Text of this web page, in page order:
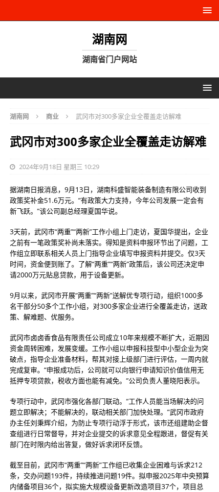
湖南网
湖南省门户网站
湖南网 商业 武冈市对300多家企业全覆盖走访解难
武冈市对300多家企业全覆盖走访解难
2024年9月18日 星期三 10:29
据湖南日报消息，9月13日，湖南科盛智能装备制造有限公司收到
政策奖补金51.6万元。“有政策大力支持，今年公司发展一定会有
新飞跃。”该公司副总经理夏国华说。
3天前，武冈市“两重”“两新”工作小组上门走访，夏国华提出，企业
之前有一笔政策奖补尚未落实。得知是资料申报环节出了问题，工
作组立即联系相关人员上门指导企业填写申报资料并提交。仅3天
时间，资金便到账了。了解“两重”“两新”政策后，该公司还决定申
请2000万元贴息贷款，用于设备更新。
9月以来，武冈市开展“两重”“两新”送解优专项行动，组织1000多
名干部分50多个工作小组，对300多家企业进行全覆盖走访，送政
策、解难题、优服务。
武冈市卤卤香食品有限责任公司成立10年来规模不断扩大，近期因
资金周转困难，发展变缓。工作小组以申报科技型中小型企业为突
破点，指导企业准备材料，帮其对接上级部门进行评估，一周内就
完成复审。“申报成功后，公司就可以向银行申请知识价值信用无
抵押专项贷款，税收方面也能有减免。”公司负责人董晓阳表示。
专项行动中，武冈市强化各部门联动。“工作人员能当场解决的问
题立即解决；不能解决的，联动相关部门加快处理。”武冈市政府
办主任刘秉辉介绍，为防止专项行动浮于形式，该市还组建助企督
查组进行日常督导，并对企业提交的诉求意见全程跟进，督促有关
部门在时限内给出答复，做好诉求闭环反馈。
截至目前，武冈市“两重”“两新”工作组已收集企业困难与诉求212
条，交办问题193件，持续推进问题19件。拟申报2025年中央预算
内储备项目36个，拟实施大规模设备更新改造项目37个，项目总